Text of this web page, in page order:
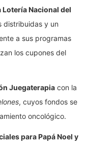
Nacional del
distribuidas y un
a sus programas
los cupones del
Juegaterapia con la
, cuyos fondos se
oncológico.
para Papá Noel y